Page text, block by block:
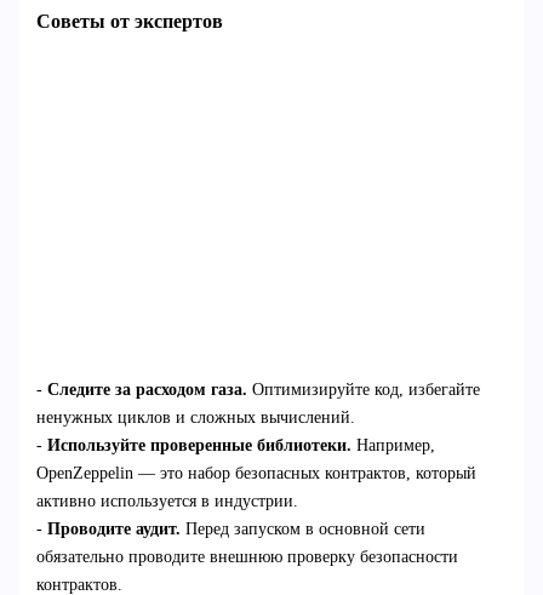
Советы от экспертов
- Следите за расходом газа. Оптимизируйте код, избегайте
ненужных циклов и сложных вычислений.
- Используйте проверенные библиотеки. Например,
OpenZeppelin — это набор безопасных контрактов, который
активно используется в индустрии.
- Проводите аудит. Перед запуском в основной сети
обязательно проводите внешнюю проверку безопасности
контрактов.